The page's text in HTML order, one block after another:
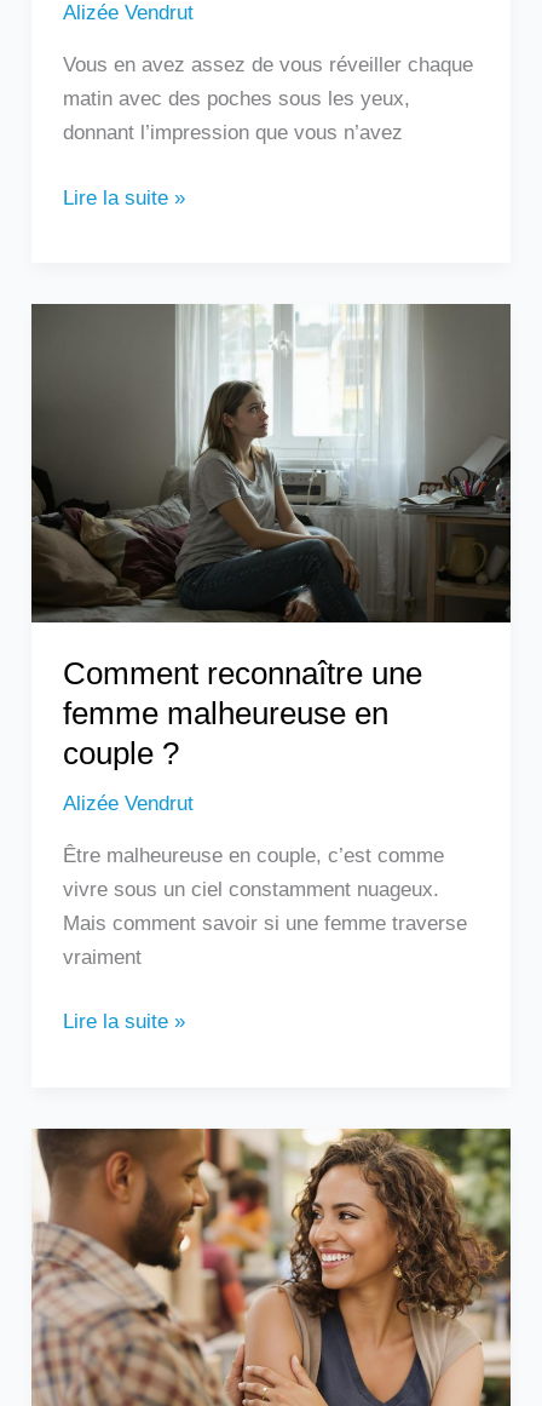
Alizée Vendrut
Vous en avez assez de vous réveiller chaque
matin avec des poches sous les yeux,
donnant l’impression que vous n’avez
Lire la suite »
Comment reconnaître une
femme malheureuse en
couple ?
Alizée Vendrut
Être malheureuse en couple, c’est comme
vivre sous un ciel constamment nuageux.
Mais comment savoir si une femme traverse
vraiment
couple
Lire la suite »
Un
homme
touche
le
bras
d’une
femme